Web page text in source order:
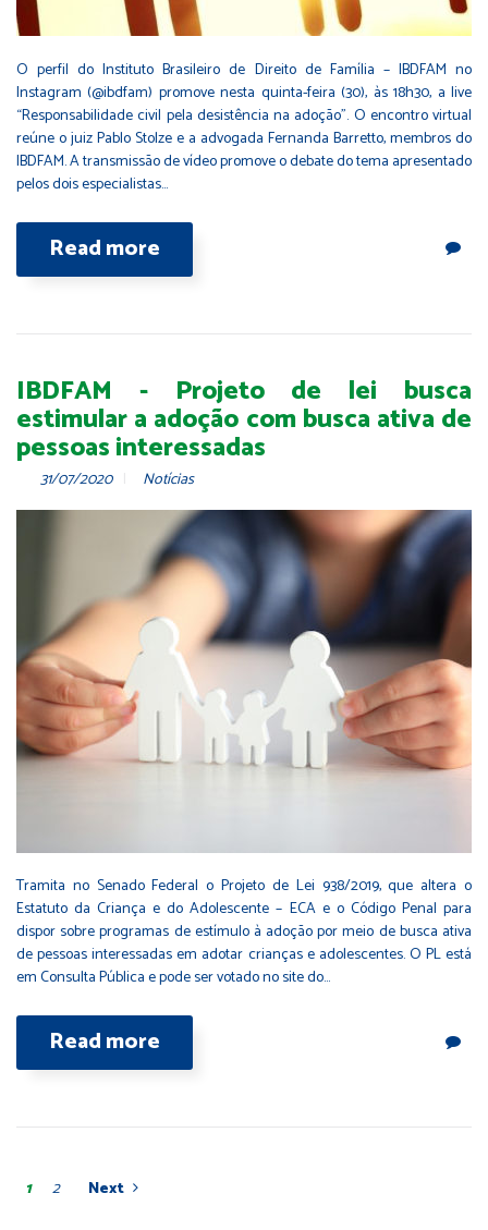
O perfil do Instituto Brasileiro de Direito de Família – IBDFAM no
Instagram (@ibdfam) promove nesta quinta-feira (30), às 18h30, a live
“Responsabilidade civil pela desistência na adoção”. O encontro virtual
reúne o juiz Pablo Stolze e a advogada Fernanda Barretto, membros do
IBDFAM. A transmissão de vídeo promove o debate do tema apresentado
pelos dois especialistas…
Read more
IBDFAM - Projeto de lei busca
estimular a adoção com busca ativa de
pessoas interessadas
31/07/2020 Notícias
Tramita no Senado Federal o Projeto de Lei 938/2019, que altera o
Estatuto da Criança e do Adolescente – ECA e o Código Penal para
dispor sobre programas de estímulo à adoção por meio de busca ativa
de pessoas interessadas em adotar crianças e adolescentes. O PL está
em Consulta Pública e pode ser votado no site do…
Read more
1 2 Next